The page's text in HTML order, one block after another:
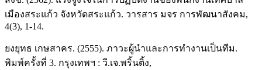
เมืองสระแก้ว จังหวัดสระแก้ว. วารสาร มจร การพัฒนาสังคม,
4(3), 1-14.
ยงยุทธ เกษสาคร. (2555). ภาวะผู้นำและการทำงานเป็นทีม.
พิมพ์ครั้งที่ 3. กรุงเทพฯ : วี.เจ.พริ้นติ้ง,